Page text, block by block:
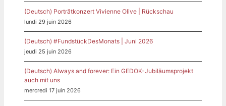
(Deutsch) Porträtkonzert Vivienne Olive | Rückschau
lundi 29 juin 2026
(Deutsch) #FundstückDesMonats | Juni 2026
jeudi 25 juin 2026
(Deutsch) Always and forever: Ein GEDOK-Jubiläumsprojekt
auch mit uns
mercredi 17 juin 2026